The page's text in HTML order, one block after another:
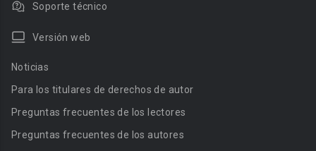
Soporte técnico
Versión web
Noticias
Para los titulares de derechos de autor
Preguntas frecuentes de los lectores
Preguntas frecuentes de los autores